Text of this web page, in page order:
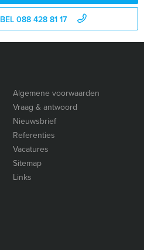
BEL 088 428 81 17
Algemene voorwaarden
Vraag & antwoord
Nieuwsbrief
Referenties
Vacatures
Sitemap
Links